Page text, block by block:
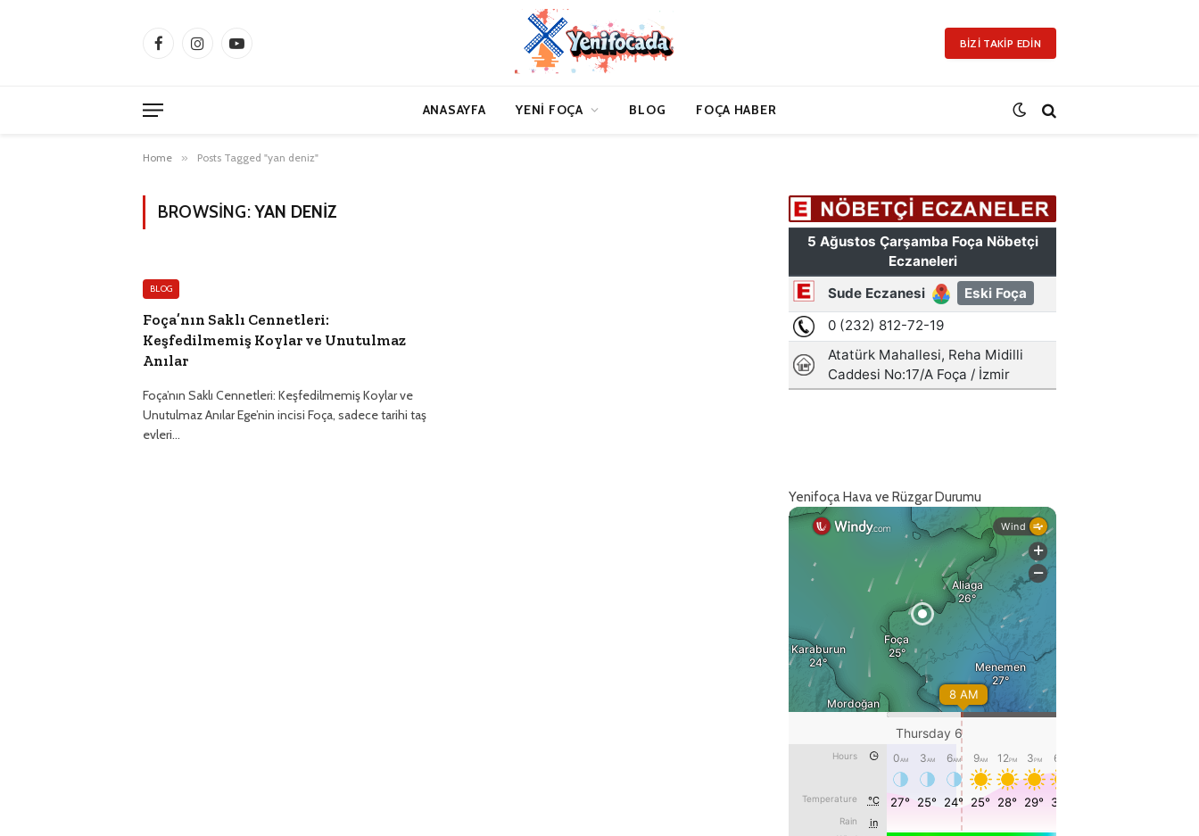
FacebookInstagramYouTube
BIZI TAKIP EDIN
ANASAYFA YENI FOÇA BLOG FOÇA HABER
Home » Posts Tagged "yan deniz"
BROWSING:YAN DENIZ
BLOG
Foça’nın Saklı Cennetleri:
Keşfedilmemiş Koylar ve Unutulmaz
Anılar
Foça’nın Saklı Cennetleri: Keşfedilmemiş Koylar ve
Unutulmaz Anılar Ege’nin incisi Foça, sadece tarihi taş
evleri…
Yenifoça Hava ve Rüzgar Durumu